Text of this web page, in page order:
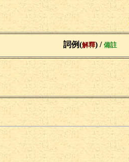
詞例(解釋) / 備註